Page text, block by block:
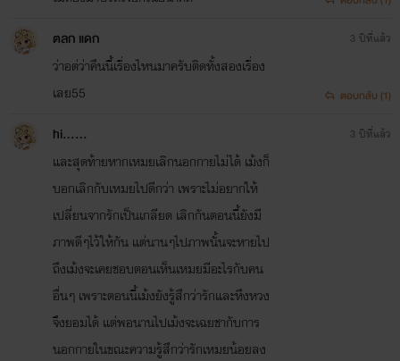
ตลก แดก
ว่าอต่ว่าคืนนี้เรื่องไหนมาครับติดทั้งสองเรื่อง
เลย55
3 ปีที่แล้ว
ตอบกลับ (1)
hi......
และสุดท้ายหากเหมยเลิกนอกกายไม่ได้ เม้งก็
บอกเลิกกับเหมยไปดีกว่า เพราะไม่อยากให้
เปลี่ยนจากรักเป็นเกลียด เลิกกันตอนนี้ยังมี
ภาพดีๆไว้ให้กัน แต่นานๆไปภาพนั้นจะหายไป
ถึงเม้งจะเคยชอบตอนเห็นเหมยมีอะไรกับคน
อื่นๆ เพราะตอนนี้เม้งยังรู้สึกว่ารักและหึงหวง
จึงยอมได้ แต่พอนานไปเม้งจะเฉยชากับการ
นอกกายในขณะความรู้สึกว่ารักเหมยน้อยลง
3 ปีที่แล้ว